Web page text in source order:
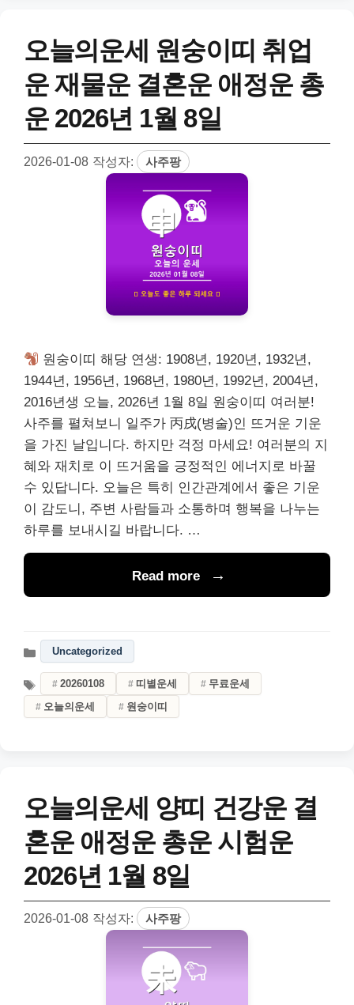
오늘의운세 원숭이띠 취업
운 재물운 결혼운 애정운 총
운 2026년 1월 8일
2026-01-08 작성자: 사주팡
원숭이띠 해당 연생: 1908년, 1920년, 1932년,
1944년, 1956년, 1968년, 1980년, 1992년, 2004년,
2016년생 오늘, 2026년 1월 8일 원숭이띠 여러분!
사주를 펼쳐보니 일주가 丙戌(병술)인 뜨거운 기운
을 가진 날입니다. 하지만 걱정 마세요! 여러분의 지
혜와 재치로 이 뜨거움을 긍정적인 에너지로 바꿀
수 있답니다. 오늘은 특히 인간관계에서 좋은 기운
이 감도니, 주변 사람들과 소통하며 행복을 나누는
하루를 보내시길 바랍니다. …
Read more
Uncategorized
20260108 띠별운세
무료운세
오늘의운세
원숭이띠
오늘의운세 양띠 건강운 결
혼운 애정운 총운 시험운
2026년 1월 8일
2026-01-08 작성자: 사주팡